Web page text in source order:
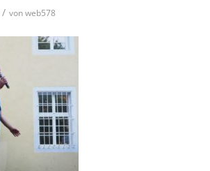
/ vonweb578